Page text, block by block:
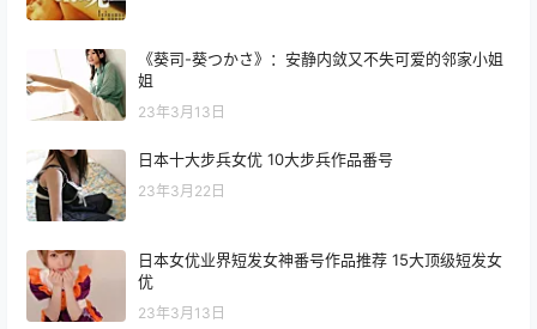
《葵司-葵つかさ》：安静内敛又不失可爱的邻家小姐
姐
23年3月13日
日本十大步兵女优 10大步兵作品番号
23年3月22日
日本女优业界短发女神番号作品推荐 15大顶级短发女
优
23年3月13日